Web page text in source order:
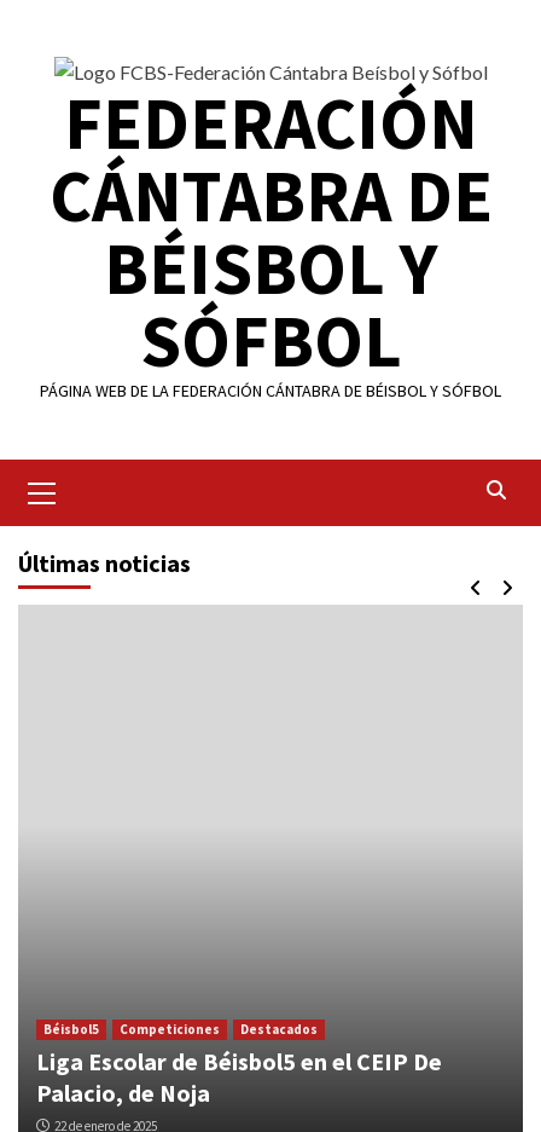
contenido
FEDERACIÓN
CÁNTABRA DE
BÉISBOL Y
SÓFBOL
PÁGINA WEB DE LA FEDERACIÓN CÁNTABRA DE BÉISBOL Y SÓFBOL
primario
Últimas noticias
Béisbol5 Competiciones Destacados
Liga Escolar de Béisbol5 en el CEIP De
Palacio, de Noja
22 de enero de 2025